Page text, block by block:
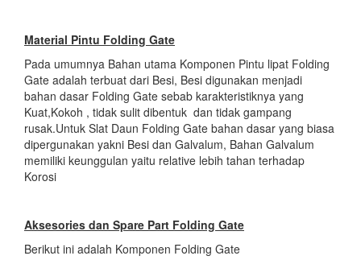
Material Pintu Folding Gate
Pada umumnya Bahan utama Komponen Pintu lipat Folding
Gate adalah terbuat dari Besi, Besi digunakan menjadi
bahan dasar Folding Gate sebab karakteristiknya yang
Kuat,Kokoh , tidak sulit dibentuk dan tidak gampang
rusak.Untuk Slat Daun Folding Gate bahan dasar yang biasa
dipergunakan yakni Besi dan Galvalum, Bahan Galvalum
memiliki keunggulan yaitu relative lebih tahan terhadap
Korosi
Aksesories dan Spare Part Folding Gate
Berikut ini adalah Komponen Folding Gate